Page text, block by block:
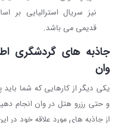
نیز سریال استرالیایی بر
قدیمی می باشد.
جاذبه های گردشگری
وان
یکی دیگر از کارهایی که شما باید
و حتی رزرو هتل در وان انجام
از جاذبه های مورد علاقه خود در